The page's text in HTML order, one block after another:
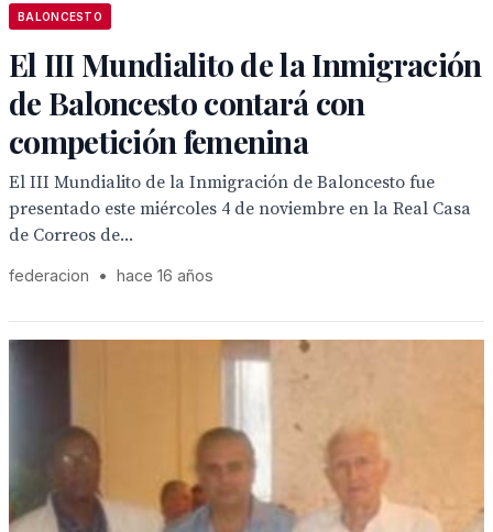
BALONCESTO
El III Mundialito de la Inmigración
de Baloncesto contará con
competición femenina
El III Mundialito de la Inmigración de Baloncesto fue
presentado este miércoles 4 de noviembre en la Real Casa
de Correos de...
federacion • hace 16 años